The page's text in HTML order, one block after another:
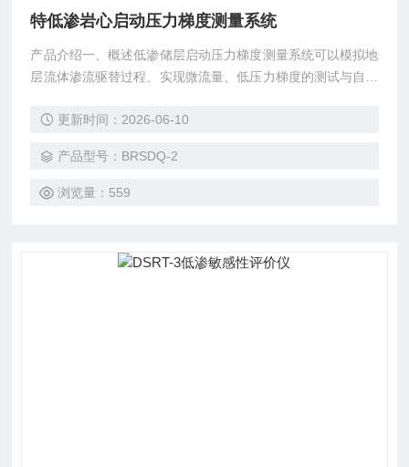
特低渗岩心启动压力梯度测量系统
产品介绍一、概述低渗储层启动压力梯度测量系统可以模拟地
层流体渗流驱替过程、实现微流量、低压力梯度的测试与自动
更新时间：2026-06-10
产品型号：BRSDQ-2
浏览量：559